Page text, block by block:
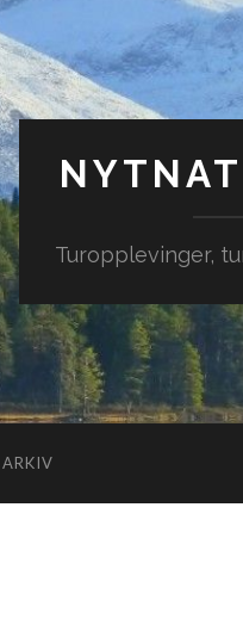
Turopplevinger,
ARKIV